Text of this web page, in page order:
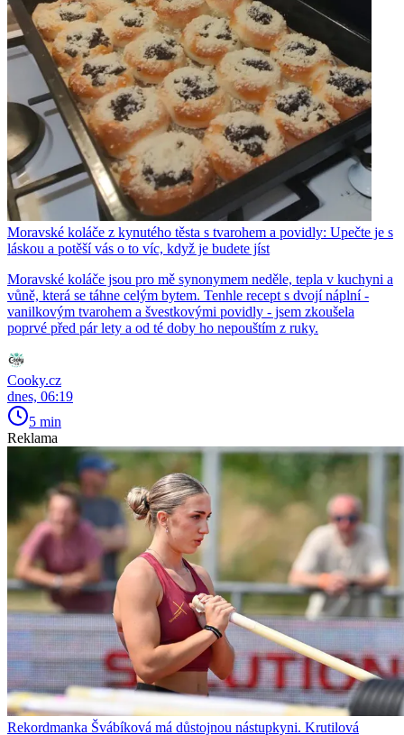
Moravské koláče z kynutého těsta s tvarohem a povidly: Upečte je s
láskou a potěší vás o to víc, když je budete jíst
Moravské koláče jsou pro mě synonymem neděle, tepla v kuchyni a
vůně, která se táhne celým bytem. Tenhle recept s dvojí náplní -
vanilkovým tvarohem a švestkovými povidly - jsem zkoušela
poprvé před pár lety a od té doby ho nepouštím z ruky.
Cooky.cz
dnes, 06:19
5 min
Reklama
Rekordmanka Švábíková má důstojnou nástupkyni. Krutilová